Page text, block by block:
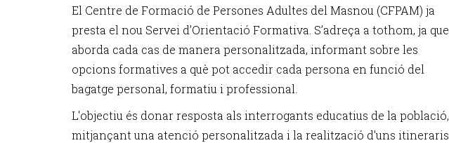
El Centre de Formació de Persones Adultes del Masnou (CFPAM) ja
presta el nou Servei d’Orientació Formativa. S’adreça a tothom, ja que
aborda cada cas de manera personalitzada, informant sobre les
opcions formatives a què pot accedir cada persona en funció del
bagatge personal, formatiu i professional.
L'objectiu és donar resposta als interrogants educatius de la població,
mitjançant una atenció personalitzada i la realització d'uns itineraris